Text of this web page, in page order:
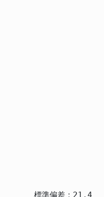
標準偏差：21.4